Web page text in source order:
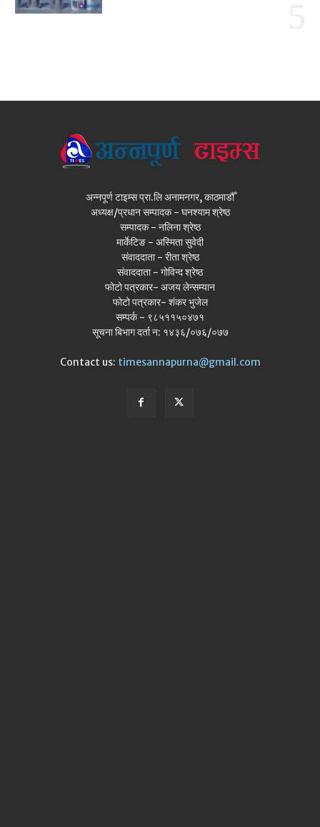
अन्नपूर्ण टाइम्स प्रा.लि अनामनगर, काठमाडौँ
अध्यक्ष/प्रधान सम्पादक - घनश्याम श्रेष्ठ
सम्पादक - नलिना श्रेष्ठ
मार्केटिङ - अस्मिता सुवेदी
संवाददाता - रीता श्रेष्ठ
संवाददाता - गोविन्द श्रेष्ठ
फोटो पत्रकार- अजय लेन्सम्यान
फोटो पत्रकार- शंकर भुजेल
सम्पर्क - ९८५११५०४७१
सूचना बिभाग दर्ता न: १४३६/०७६/०७७
Contact us: timesannapurna@gmail.com